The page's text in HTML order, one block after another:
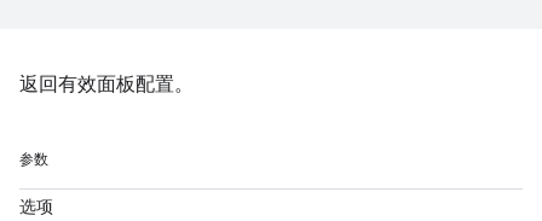
返回有效面板配置。
参数
选项